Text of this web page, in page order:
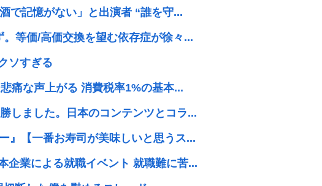
で記憶がない」と出演者 “誰を守...
等価/高価交換を望む依存症が徐々...
ソすぎる
痛な声上がる 消費税率1%の基本...
しました。日本のコンテンツとコラ...
』【一番お寿司が美味しいと思うス...
企業による就職イベント 就職難に苦...